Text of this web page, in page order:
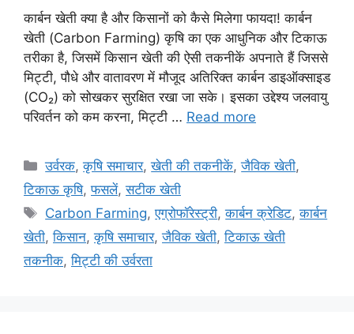
कार्बन खेती क्या है और किसानों को कैसे मिलेगा फायदा! कार्बन
खेती (Carbon Farming) कृषि का एक आधुनिक और टिकाऊ
तरीका है, जिसमें किसान खेती की ऐसी तकनीकें अपनाते हैं जिससे
मिट्टी, पौधे और वातावरण में मौजूद अतिरिक्त कार्बन डाइऑक्साइड
(CO₂) को सोखकर सुरक्षित रखा जा सके। इसका उद्देश्य जलवायु
परिवर्तन को कम करना, मिट्टी … Read more
उर्वरक,कृषि समाचार,खेती की तकनीकें,जैविक खेती,
टिकाऊ कृषि,फसलें,सटीक खेती
Carbon Farming,एग्रोफॉरेस्ट्री,कार्बन क्रेडिट,कार्बन
खेती,किसान,कृषि समाचार,जैविक खेती,टिकाऊ खेती
तकनीक,मिट्टी की उर्वरता